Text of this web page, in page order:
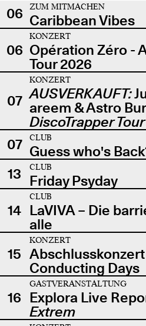
06
ZUM MITMACHEN
Caribbean Vibes
06
KONZERT
Opération Zéro -
Tour 2026
07
KONZERT
AUSVERKAUFT:
areem & Astro
DiscoTrapper
07
CLUB
Guess who's
13
CLUB
Friday Psyday
14
CLUB
LaVIVA – Die
alle
15
KONZERT
Conducting Days
16
GASTVERANSTALTUNG
Explora Live
Extrem